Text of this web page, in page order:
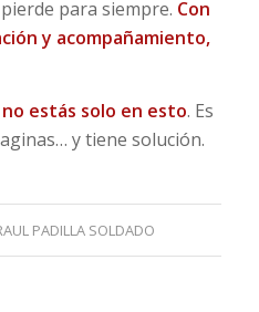
para siempre. Con
y acompañamiento,
no estás solo en esto. Es
y tiene solución.
PADILLA SOLDADO